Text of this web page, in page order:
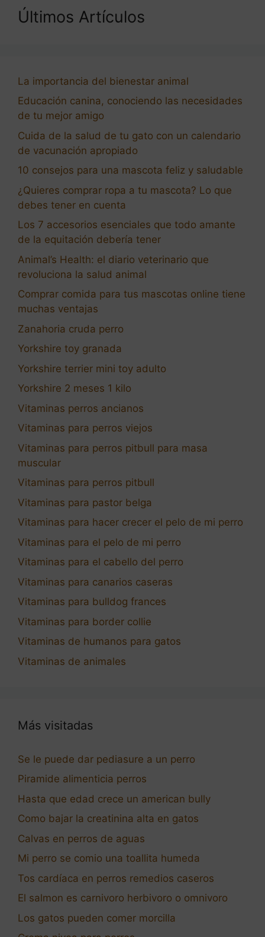
Últimos Artículos
La importancia del bienestar animal
Educación canina, conociendo las necesidades
de tu mejor amigo
Cuida de la salud de tu gato con un calendario
de vacunación apropiado
10 consejos para una mascota feliz y saludable
¿Quieres comprar ropa a tu mascota? Lo que
debes tener en cuenta
Los 7 accesorios esenciales que todo amante
de la equitación debería tener
Animal’s Health: el diario veterinario que
revoluciona la salud animal
Comprar comida para tus mascotas online tiene
muchas ventajas
Zanahoria cruda perro
Yorkshire toy granada
Yorkshire terrier mini toy adulto
Yorkshire 2 meses 1 kilo
Vitaminas perros ancianos
Vitaminas para perros viejos
Vitaminas para perros pitbull para masa
muscular
Vitaminas para perros pitbull
Vitaminas para pastor belga
Vitaminas para hacer crecer el pelo de mi perro
Vitaminas para el pelo de mi perro
Vitaminas para el cabello del perro
Vitaminas para canarios caseras
Vitaminas para bulldog frances
Vitaminas para border collie
Vitaminas de humanos para gatos
Vitaminas de animales
Más visitadas
Se le puede dar pediasure a un perro
Piramide alimenticia perros
Hasta que edad crece un american bully
Como bajar la creatinina alta en gatos
Calvas en perros de aguas
Mi perro se comio una toallita humeda
Tos cardíaca en perros remedios caseros
El salmon es carnivoro herbivoro o omnivoro
Los gatos pueden comer morcilla